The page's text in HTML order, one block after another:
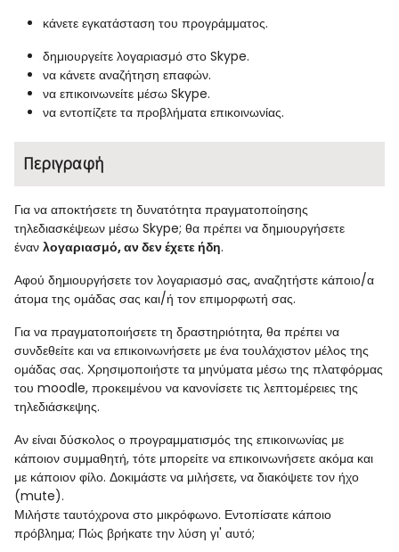
κάνετε εγκατάσταση του προγράμματος.
δημιουργείτε λογαριασμό στο Skype.
να κάνετε αναζήτηση επαφών.
να επικοινωνείτε μέσω Skype.
να εντοπίζετε τα προβλήματα επικοινωνίας.
Περιγραφή
Για να αποκτήσετε τη δυνατότητα πραγματοποίησης
τηλεδιασκέψεων μέσω Skype; θα πρέπει να δημιουργήσετε
έναν λογαριασμό, αν δεν έχετε ήδη.
Αφού δημιουργήσετε τον λογαριασμό σας, αναζητήστε κάποιο/α
άτομα της ομάδας σας και/ή τον επιμορφωτή σας.
Για να πραγματοποιήσετε τη δραστηριότητα, θα πρέπει να
συνδεθείτε και να επικοινωνήσετε με ένα τουλάχιστον μέλος της
ομάδας σας. Χρησιμοποιήστε τα μηνύματα μέσω της πλατφόρμας
του moodle, προκειμένου να κανονίσετε τις λεπτομέρειες της
τηλεδιάσκεψης.
Αν είναι δύσκολος ο προγραμματισμός της επικοινωνίας με
κάποιον συμμαθητή, τότε μπορείτε να επικοινωνήσετε ακόμα και
με κάποιον φίλο. Δοκιμάστε να μιλήσετε, να διακόψετε τον ήχο
(mute).
Μιλήστε ταυτόχρονα στο μικρόφωνο. Εντοπίσατε κάποιο
πρόβλημα; Πώς βρήκατε την λύση γι' αυτό;